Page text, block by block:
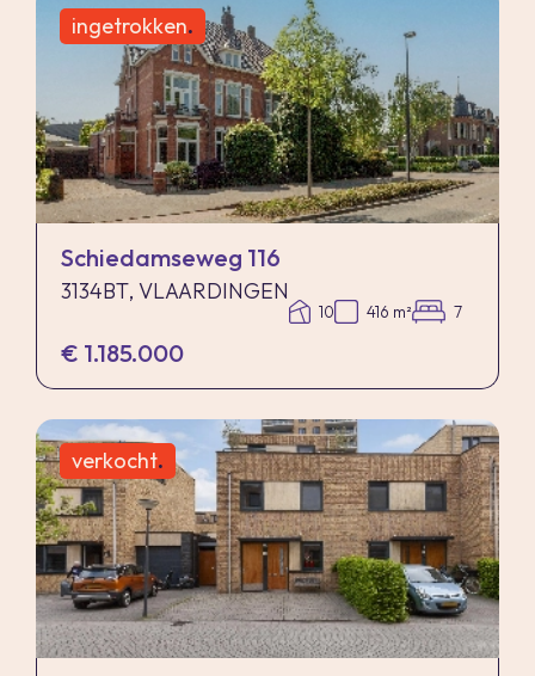
ingetrokken.
Schiedamseweg 116
3134BT, VLAARDINGEN
10 416 m² 7
€ 1.185.000
verkocht.